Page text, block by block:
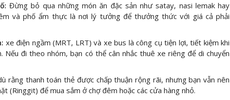
Đừng bỏ qua những món ăn đặc sản như satay, nasi lemak hay
và phố ẩm thực là nơi lý tưởng để thưởng thức với giá cả phải
xe điện ngầm (MRT, LRT) và xe bus là công cụ tiện lợi, tiết kiệm khi
Nếu đi theo nhóm, bạn có thể cân nhắc thuê xe riêng để di chuyển
rằng thanh toán thẻ được chấp thuận rộng rãi, nhưng bạn vẫn nên
(Ringgit) để mua sắm ở chợ đêm hoặc các cửa hàng nhỏ.